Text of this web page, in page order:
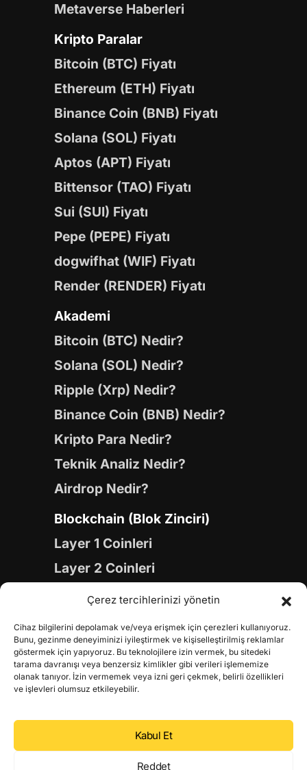
Çerez tercihlerinizi yönetin
Cihaz bilgilerini depolamak ve/veya erişmek için çerezleri kullanıyoruz.
Bunu, gezinme deneyiminizi iyileştirmek ve kişiselleştirilmiş reklamlar
göstermek için yapıyoruz. Bu teknolojilere izin vermek, bu sitedeki
tarama davranışı veya benzersiz kimlikler gibi verileri işlememize
olanak tanıyor. İzin vermemek veya izni geri çekmek, belirli özellikleri
ve işlevleri olumsuz etkileyebilir.
Kabul Et
Reddet
Metaverse Haberleri
Kripto Paralar
Bitcoin (BTC) Fiyatı
Ethereum (ETH) Fiyatı
Binance Coin (BNB) Fiyatı
Solana (SOL) Fiyatı
Aptos (APT) Fiyatı
Bittensor (TAO) Fiyatı
Sui (SUI) Fiyatı
Pepe (PEPE) Fiyatı
dogwifhat (WIF) Fiyatı
Render (RENDER) Fiyatı
Akademi
Bitcoin (BTC) Nedir?
Solana (SOL) Nedir?
Ripple (Xrp) Nedir?
Binance Coin (BNB) Nedir?
Kripto Para Nedir?
Teknik Analiz Nedir?
Airdrop Nedir?
Blockchain (Blok Zinciri)
Layer 1 Coinleri
Layer 2 Coinleri
Yapay Zeka (AI) Coinleri
Gaming Coinleri
RWA Coinleri
DeFi Coinleri
DePIN Coinleri
Metaverse Coinleri
Web 3.0 Coinleri